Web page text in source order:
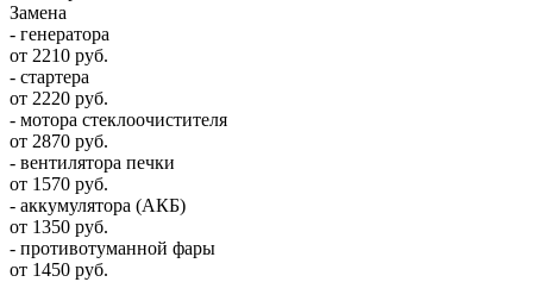
Замена
- генератора
от 2210 руб.
- стартера
от 2220 руб.
- мотора стеклоочистителя
от 2870 руб.
- вентилятора печки
от 1570 руб.
- аккумулятора (АКБ)
от 1350 руб.
- противотуманной фары
от 1450 руб.